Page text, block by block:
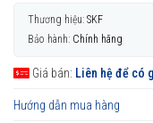
Thương hiệu: SKF
Bảo hành: Chính hãng
Giá bán: Liên hệ để có
Hướng dẫn mua hàng